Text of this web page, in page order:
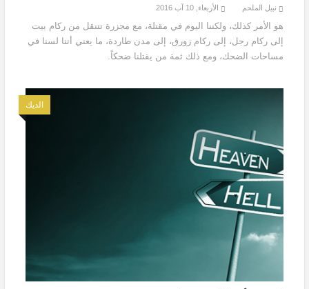
نبيل الملحم الأربعاء, 10 آب 2016
هو الأمر كذلك، ولكننا اليوم في مقتلة، مع مجزرة تتنقل من ركام بيت
إلى ركام رجل، إلى ركام زورق، إلى مدن طاردة، ما يعني أننا لسنا في
مساحات الضحك، ومع ذلك ثمة من يقتلنا ضحكاً.
الديك